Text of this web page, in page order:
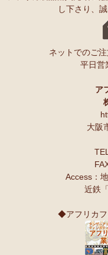
し下さり、
ネットでのご
平日
ア
大阪
Access：
近鉄
◆アフリカ